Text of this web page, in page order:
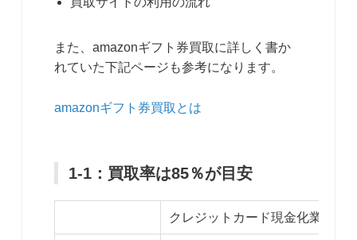
また、amazonギフト券買取に詳しく書か
れていた下記ページも参考になります。
amazonギフト券買取とは
1-1：買取率は85％が目安
クレジットカード現金化業者